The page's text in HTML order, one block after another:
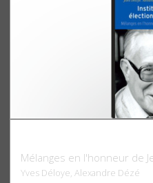
Mélanges en l'honneur de
Yves Déloye, Alexandre Dézé